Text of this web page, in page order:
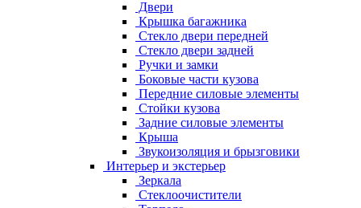
Двери
Крышка багажника
Стекло двери передней
Стекло двери задней
Ручки и замки
Боковые части кузова
Передние силовые элементы
Стойки кузова
Задние силовые элементы
Крыша
Звукоизоляция и брызговики
Интерьер и экстерьер
Зеркала
Стеклоочистители